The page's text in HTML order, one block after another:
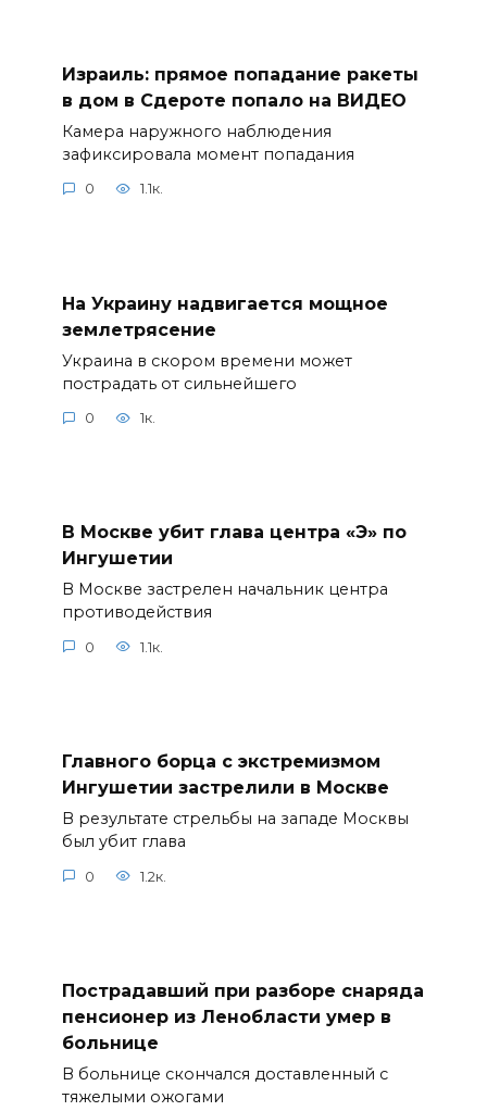
Израиль: прямое попадание ракеты
в дом в Сдероте попало на ВИДЕО
Камера наружного наблюдения
зафиксировала момент попадания
0 1.1к.
На Украину надвигается мощное
землетрясение
Украина в скором времени может
пострадать от сильнейшего
0 1к.
В Москве убит глава центра «Э» по
Ингушетии
В Москве застрелен начальник центра
противодействия
0 1.1к.
Главного борца с экстремизмом
Ингушетии застрелили в Москве
В результате стрельбы на западе Москвы
был убит глава
0 1.2к.
Пострадавший при разборе снаряда
пенсионер из Ленобласти умер в
больнице
В больнице скончался доставленный с
тяжелыми ожогами